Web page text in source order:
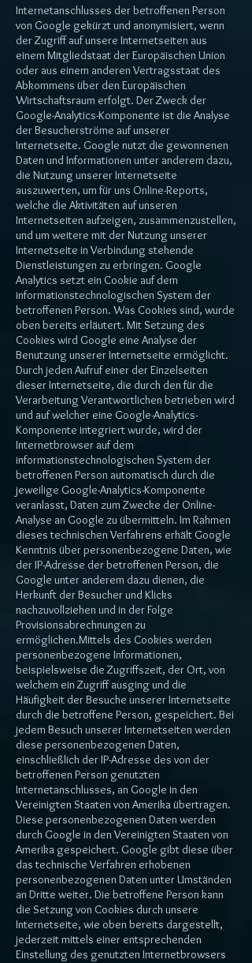
Internetanschlusses der betroffenen Person
von Google gekürzt und anonymisiert, wenn
der Zugriff auf unsere Internetseiten aus
einem Mitgliedstaat der Europäischen Union
oder aus einem anderen Vertragsstaat des
Abkommens über den Europäischen
Wirtschaftsraum erfolgt. Der Zweck der
Google-Analytics-Komponente ist die Analyse
der Besucherströme auf unserer
Internetseite. Google nutzt die gewonnenen
Daten und Informationen unter anderem dazu,
die Nutzung unserer Internetseite
auszuwerten, um für uns Online-Reports,
welche die Aktivitäten auf unseren
Internetseiten aufzeigen, zusammenzustellen,
und um weitere mit der Nutzung unserer
Internetseite in Verbindung stehende
Dienstleistungen zu erbringen. Google
Analytics setzt ein Cookie auf dem
informationstechnologischen System der
betroffenen Person. Was Cookies sind, wurde
oben bereits erläutert. Mit Setzung des
Cookies wird Google eine Analyse der
Benutzung unserer Internetseite ermöglicht.
Durch jeden Aufruf einer der Einzelseiten
dieser Internetseite, die durch den für die
Verarbeitung Verantwortlichen betrieben wird
und auf welcher eine Google-Analytics-
Komponente integriert wurde, wird der
Internetbrowser auf dem
informationstechnologischen System der
betroffenen Person automatisch durch die
jeweilige Google-Analytics-Komponente
veranlasst, Daten zum Zwecke der Online-
Analyse an Google zu übermitteln. Im Rahmen
dieses technischen Verfahrens erhält Google
Kenntnis über personenbezogene Daten, wie
der IP-Adresse der betroffenen Person, die
Google unter anderem dazu dienen, die
Herkunft der Besucher und Klicks
nachzuvollziehen und in der Folge
Provisionsabrechnungen zu
ermöglichen.Mittels des Cookies werden
personenbezogene Informationen,
beispielsweise die Zugriffszeit, der Ort, von
welchem ein Zugriff ausging und die
Häufigkeit der Besuche unserer Internetseite
durch die betroffene Person, gespeichert. Bei
jedem Besuch unserer Internetseiten werden
diese personenbezogenen Daten,
einschließlich der IP-Adresse des von der
betroffenen Person genutzten
Internetanschlusses, an Google in den
Vereinigten Staaten von Amerika übertragen.
Diese personenbezogenen Daten werden
durch Google in den Vereinigten Staaten von
Amerika gespeichert. Google gibt diese über
das technische Verfahren erhobenen
personenbezogenen Daten unter Umständen
an Dritte weiter. Die betroffene Person kann
die Setzung von Cookies durch unsere
Internetseite, wie oben bereits dargestellt,
jederzeit mittels einer entsprechenden
Einstellung des genutzten Internetbrowsers